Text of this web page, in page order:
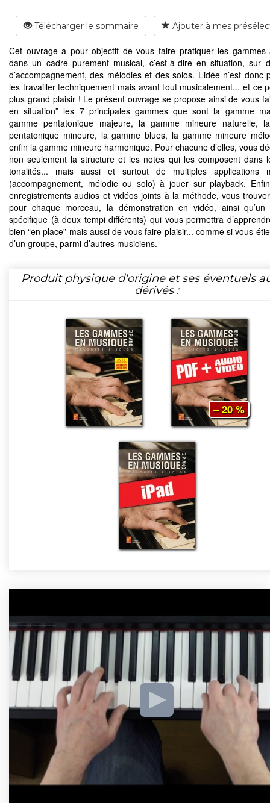
Télécharger le sommaire Ajouter à mes
Cet ouvrage a pour objectif de vous faire pratiquer les gammes
dans un cadre purement musical, c’est-à-dire en situation, sur
d’accompagnement, des mélodies et des solos. L’idée n’est donc
les travailler techniquement mais avant tout musicalement... et ce
plus grand plaisir ! Le présent ouvrage se propose ainsi de vous
en situation” les 7 principales gammes que sont la gamme
gamme pentatonique majeure, la gamme mineure naturelle,
pentatonique mineure, la gamme blues, la gamme mineure
enfin la gamme mineure harmonique. Pour chacune d’elles, vous
non seulement la structure et les notes qui les composent dans
tonalités... mais aussi et surtout de multiples applications
(accompagnement, mélodie ou solo) à jouer sur playback.
enregistrements audios et vidéos joints à la méthode, vous
pour chaque morceau, la démonstration en vidéo, ainsi qu’un
spécifique (à deux tempi différents) qui vous permettra
bien “en place” mais aussi de vous faire plaisir... comme si vous
d’un groupe, parmi d’autres musiciens.
Produit physique d'origine et ses éventuels
dérivés :
– 20 %